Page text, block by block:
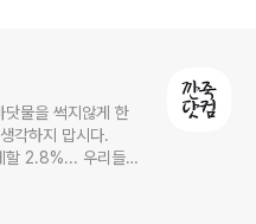
물을 썩지않게 한
각하지 맙시다.